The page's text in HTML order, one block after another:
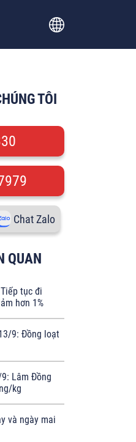
TÔI
Chat Zalo
QUAN
tục đi
hơn 1%
9: Đồng loạt
Lâm Đồng
kg
và ngày mai